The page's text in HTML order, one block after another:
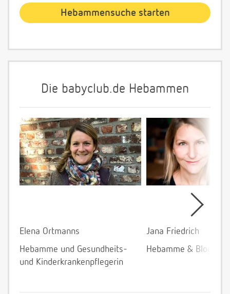
Die babyclub.de Hebammen
Elena Ortmanns
Hebamme und Gesundheits-
und Kinderkrankenpflegerin
Jana Friedrich
Hebamme &